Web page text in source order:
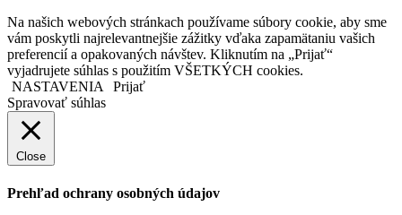
Na našich webových stránkach používame súbory cookie, aby sme
vám poskytli najrelevantnejšie zážitky vďaka zapamätaniu vašich
preferencií a opakovaných návštev. Kliknutím na „Prijať“
vyjadrujete súhlas s použitím VŠETKÝCH cookies.
NASTAVENIA
Prijať
Spravovať súhlas
Close
Prehľad ochrany osobných údajov